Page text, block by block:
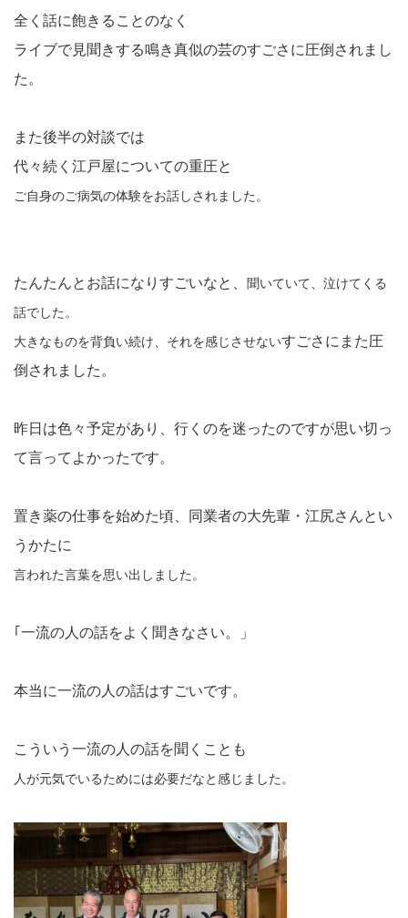
全く話に飽きることのなく
ライブで見聞きする鳴き真似の芸のすごさに圧倒されまし
た。
また後半の対談では
代々続く江戸屋についての重圧と
ご自身のご病気の体験をお話しされました。
たんたんとお話になりすごいなと、 聞いていて、泣けてくる
話でした。
大きなものを背負い続け、それを感じさせないすごさにまた圧
倒されました。
昨日は色々予定があり、行くのを迷ったのですが思い切っ
て言ってよかったです。
置き薬の仕事を始めた頃、同業者の大先輩・江尻さんとい
うかたに
言われた言葉を思い出しました。
｢一流の人の話をよく聞きなさい。」
本当に一流の人の話はすごいです。
こういう一流の人の話を聞くことも
人が元気でいるためには必要だなと感じました。